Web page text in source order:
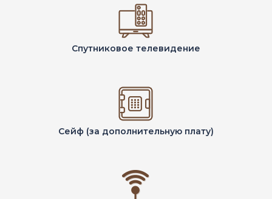
Спутниковое телевидение
Сейф (за дополнительную плату)